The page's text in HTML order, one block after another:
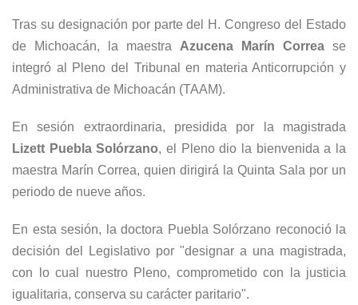
Tras su designación por parte del H. Congreso del Estado
de Michoacán, la maestra Azucena Marín Correa se
integró al Pleno del Tribunal en materia Anticorrupción y
Administrativa de Michoacán (TAAM).
En sesión extraordinaria, presidida por la magistrada
Lizett Puebla Solórzano, el Pleno dio la bienvenida a la
maestra Marín Correa, quien dirigirá la Quinta Sala por un
periodo de nueve años.
En esta sesión, la doctora Puebla Solórzano reconoció la
decisión del Legislativo por "designar a una magistrada,
con lo cual nuestro Pleno, comprometido con la justicia
igualitaria, conserva su carácter paritario".